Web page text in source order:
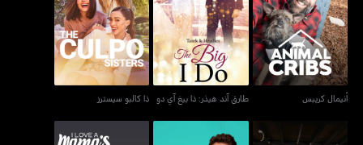
أنيمال كريبس
أنيمال كريبس
طارق آند هيذر: ذا بيغ آي
دو
طارق آند هيذر: ذا بيغ آي دو
ذا كالبو سيسترز
ذا كالبو سيسترز